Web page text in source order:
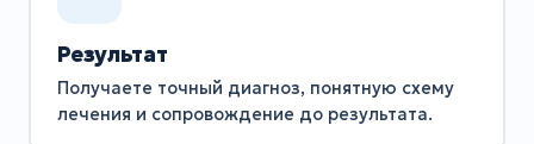
Результат
Получаете точный диагноз, понятную схему
лечения и сопровождение до результата.